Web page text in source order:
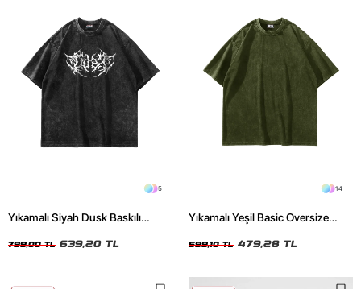
5
Yıkamalı Siyah Dusk Baskılı
799,00 TL 639,20 TL
14
Yıkamalı Yeşil Basic Oversize
599,10 TL 479,28 TL